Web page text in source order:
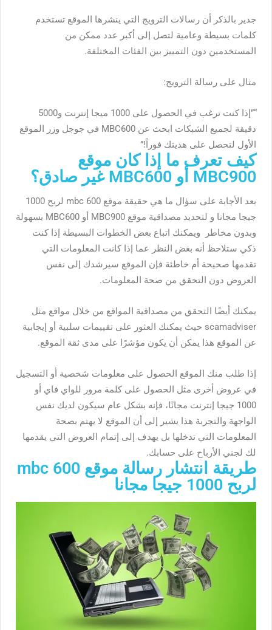
جدير بالذكر أن رسالات الترويج التي ينشرها الموقع تستخدم
كلمات بسيطة وعامية لتصل إلى أكبر عدد ممكن من
المستخدمين دون التمييز بين الفئات المختلفة.
مثال على رسالة الترويج:
“”إذا كنت ترغب في الحصول على 1000 ميجا إنترنت و5000
دقيقة لجميع الشبكات ابحث عن MBC600 في جوجل وزر الموقع
الأول لتحصل على هديتك فوراً!”
كيف تعرف ما إذا كان موقع
MBC900 أو MBC600 غير صادق؟
بعد الأجابة على سؤال ما هي
حقيقة موقع mbc 600 لربح 1000
جيجا مجانا و
لتحديد مصداقية موقع MBC900 أو MBC600 بسهولة
وبدون مخاطر ويمكنك اتباع بعض الخطوات البسيطة إذا كنت
ذكي ستلاحظ أنه بغض النظر عما إذا كانت المعلومات التي
تقدمها صحيحة أم خاطئة فإن الموقع سيرشدك إلى نفس
العروض دون التحقق من صحة المعلومات.
يمكنك أيضًا التحقق من مصداقية المواقع من خلال مواقع مثل
scamadviser حيث يمكنك العثور على تقييمات سلبية أو إيجابية
عن الموقع هذا يمكن أن يكون مؤشرًا على مدى ثقة الموقع.
إذا طلب منك الموقع الحصول على معلومات شخصية أو التسجيل
في عروض أخرى مثل الحصول على كلمة مرور للواي فاي أو
1000 جيجا إنترنت مجانًا، فإنه بشكل عام سيكون لديك نفس
الواجهة والتجربة هذا يشير إلى أن الموقع لا يهتم بصحة
المعلومات التي تدخلها بل يهدف إلى إتمام العروض التي يقدمها
لك لجني الأرباح على حسابك.
طريقة انتشار رسالة موقع mbc 600
لربح 1000 جيجا مجانا